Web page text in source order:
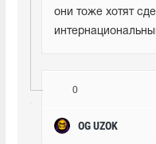
они тоже хотят
0
OG UZOK